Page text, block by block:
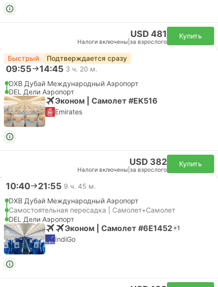
USD 481
Налоги включены за взрослого
Купить
Быстрый Подтверждается сразу
09:55 14:45 3 ч. 20 м.
DXB Дубай Международный Аэропорт
DEL Дели Аэропорт
Эконом | Самолет #EK516
Emirates
USD 382
Налоги включены за взрослого
Купить
10:40 21:55 9 ч. 45 м.
DXB Дубай Международный Аэропорт
Самостоятельная пересадка | Самолет+Самолет
DEL Дели Аэропорт
Эконом | Самолет #6E1452 +1
IndiGo